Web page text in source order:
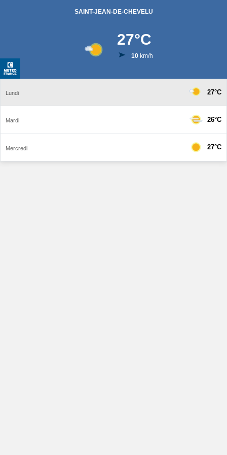
SAINT-JEAN-DE-CHEVELU
27°C
10km/h
Lundi 27°C
Mardi 26°C
Mercredi 27°C